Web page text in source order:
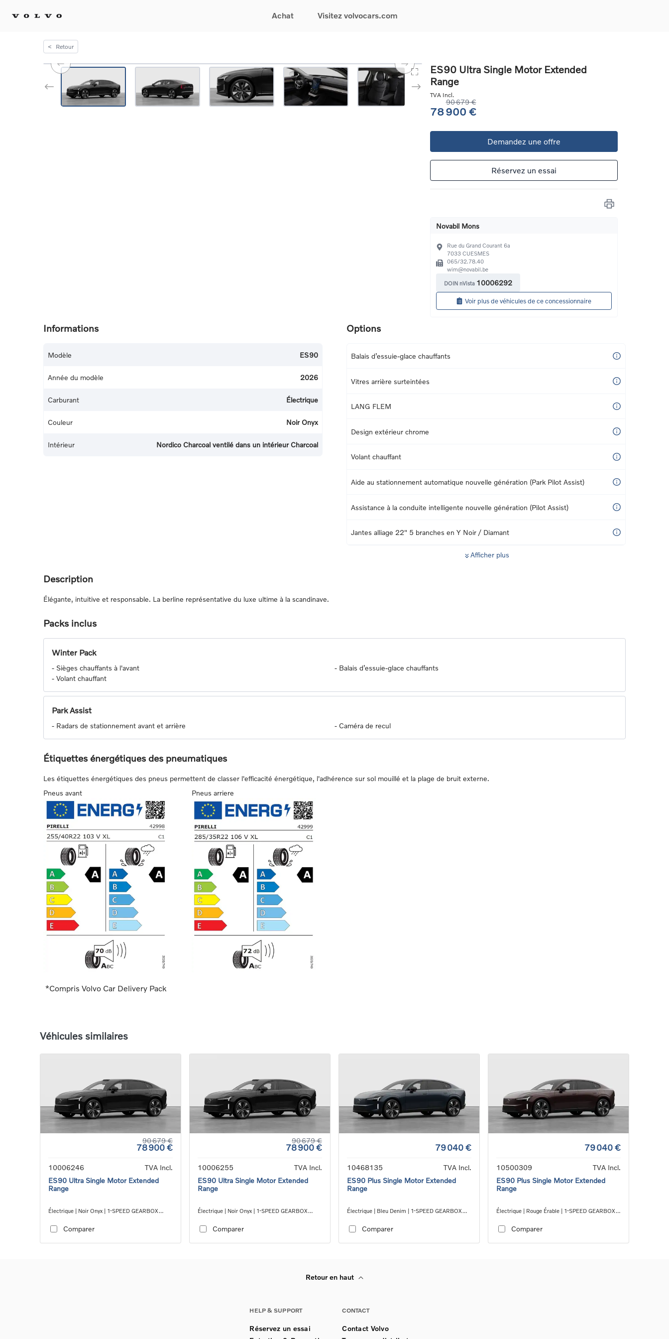
Achat
EX30
EX40
EC40
Voitures électriques
Voitures hybrides
rechargeables
Visitez volvocars.com
Configurez votre voiture
Offres du moment
Voitures d'occasion
Financement
Assurances
Réservez un essai
Entretien & Réparations
Reprise de votre voiture
Service de dépannage
Trouver un distributeur
< Retour
ES90 Ultra Single Motor Extended
Range
TVA Incl.
90 679 €
78 900 €
Demandez une offre
Réservez un essai
Novabil Mons
Rue du Grand Courant 6a
7033 CUESMES
065/32.78.40
wim@novabil.be
DOIN nVista 10006292
Voir plus de véhicules de ce concessionnaire
Informations
Modèle ES90
Année du modèle 2026
Carburant Électrique
Couleur Noir Onyx
Intérieur Nordico Charcoal ventilé dans un intérieur Charcoal
Options
Balais d’essuie-glace chauffants
Vitres arrière surteintées
LANG FLEM
Design extérieur chrome
Volant chauffant
Aide au stationnement automatique nouvelle génération (Park Pilot Assist)
Assistance à la conduite intelligente nouvelle génération (Pilot Assist)
Jantes alliage 22" 5 branches en Y Noir / Diamant
Afficher plus
Description
Élégante, intuitive et responsable. La berline représentative du luxe ultime à la scandinave.
Packs inclus
Winter Pack
- Sièges chauffants à l'avant - Balais d’essuie-glace chauffants
- Volant chauffant
Park Assist
- Radars de stationnement avant et arrière - Caméra de recul
Étiquettes énergétiques des pneumatiques
Les étiquettes énergétiques des pneus permettent de classer l'efficacité énergétique, l'adhérence sur sol mouillé et la plage de bruit externe.
Pneus avant
Pneus arriere
*Compris Volvo Car Delivery Pack
Véhicules similaires
90 679 €
78 900 €
10006246
TVA Incl.
ES90 Ultra Single Motor Extended
Range
Électrique | Noir Onyx | 1-SPEED GEARBOX
Comparer
90 679 €
78 900 €
10006255
TVA Incl.
ES90 Ultra Single Motor Extended
Range
Électrique | Noir Onyx | 1-SPEED GEARBOX
Comparer
79 040 €
10468135
TVA Incl.
ES90 Plus Single Motor Extended
Range
Électrique | Bleu Denim | 1-SPEED GEARBOX
Comparer
79 040 €
10500309
TVA Incl.
ES90 Plus Single Motor Extended
Range
Électrique | Rouge Érable | 1-SPEED GEARBOX
Comparer
Retour en haut
HELP & SUPPORT
Réservez un essai
CONTACT
Contact Volvo